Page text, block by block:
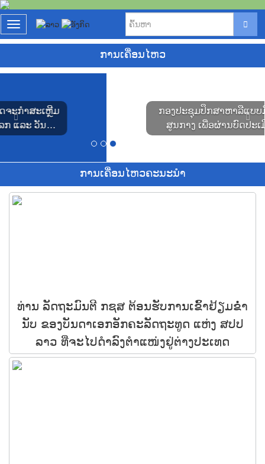
T
o
l
a
v
i
g
t
n
ການເຄື່ອນໄຫວ
ກອງປະຊຸມປຶກສາຫາລືແບບມີສ່ວນຮ່ວມຂັ້ນ
ສູນກາງ ເພື່ອຜ່ານບົດປະເມີນຜົນກະທົບ
ສິ່ງແວດລ້ອມ ແລະ ແຜນຄຸ້ມຄອງຕິດຕາມ
ແຮ່ຫາຍາກ ໃນເນື້ອທີ່ 8 ກມ2
e
v
i
o
x
t
ການເຄື່ອນໄຫວຄະນະນຳ
ທ່ານ ລັດຖະມົນຕີ ກຊສ ຕ້ອນຮັບການເຂົ້າຢ້ຽມຂໍ່າ
ນັບ ຂອງບັນດາເອກອັກຄະລັດຖະທູດ ແຫ່ງ ສປປ
ລາວ ທີ່ຈະໄປດໍາລົງຕໍາແໜ່ງຢູ່ຕ່າງປະເທດ